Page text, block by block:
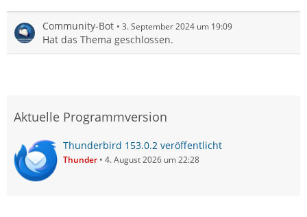
Community-Bot 3. September 2024 um 19:09
Hat das Thema geschlossen.
Aktuelle Programmversion
Thunderbird 153.0.2 veröffentlicht
Thunder 4. August 2026 um 22:28